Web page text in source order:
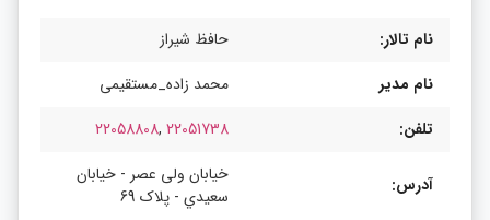
نام تالار:
حافظ شیراز
نام مدیر
محمد زاده_مستقیمی
تلفن:
22051738
,
22058808
آدرس:
خیابان ولی عصر - خیابان
سعیدي - پلاک 69